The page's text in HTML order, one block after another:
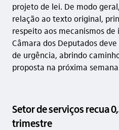
projeto de lei. De modo
relação ao texto original,
respeito aos mecanismos
Câmara dos Deputados
de urgência, abrindo
proposta na próxima
Setor de serviços recua
trimestre